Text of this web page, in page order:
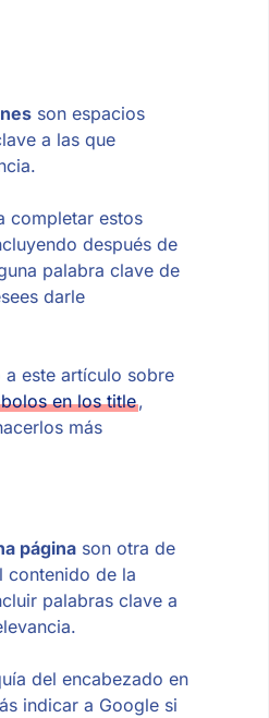
son espacios
a las que
completar estos
después de
palabra clave de
darle
a este artículo sobre
en los title,
más
páginason otra de
contenido de la
palabras clave a
del encabezado en
indicar a Google si